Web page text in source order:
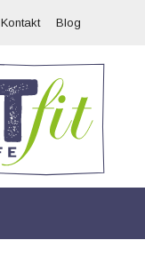
Kontakt Blog